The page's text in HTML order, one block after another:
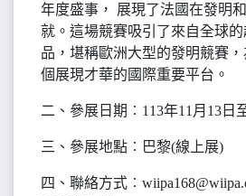
年度盛事， 展現了法國在發明
就。這場競賽吸引了來自全球
品，堪稱歐洲大型的發明競賽
個展現才華的國際重要平台。
二、參展日期︰113年11月13日
三、參展地點︰巴黎(線上展)
四、聯絡方式